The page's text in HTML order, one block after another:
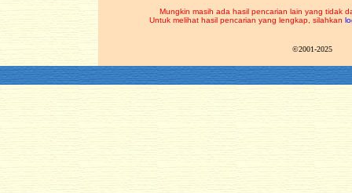
Mungkin masih ada hasil pencarian lain yang tidak
Untuk melihat hasil pencarian yang lengkap, silahkan
©2001-2025